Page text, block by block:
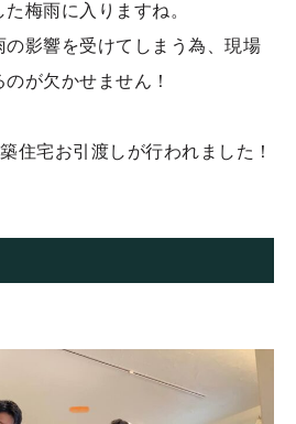
梅雨に入りますね。
影響を受けてしまう為、現場
が欠かせません！
住宅お引渡しが行われました！